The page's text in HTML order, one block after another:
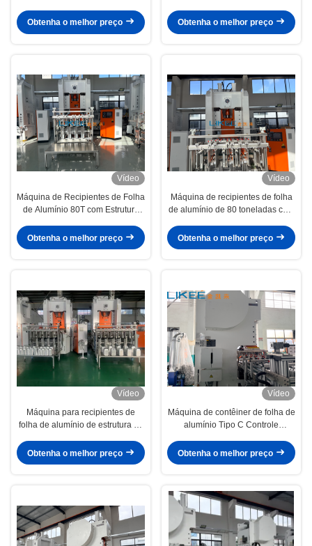
em Massa
Obtenha o melhor preço
Capacidade para moldes de 4
cavidades
Obtenha o melhor preço
Vídeo
Máquina de Recipientes de Folha
de Alumínio 80T com Estrutura
Personalizado Completo
Obtenha o melhor preço
Vídeo
Máquina de recipientes de folha
de alumínio de 80 toneladas com
velocidade e estrutura H-Frame
Obtenha o melhor preço
Vídeo
Máquina para recipientes de
folha de alumínio de estrutura H-
para alta produtividade multi-
cavidade
Obtenha o melhor preço
Vídeo
Máquina de contêiner de folha de
alumínio Tipo C Controle
Obtenha o melhor preço